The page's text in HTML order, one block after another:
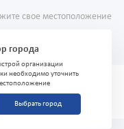
свое местоположение
города
организации
необходимо уточнить
Выбрать город
№50 для измерения